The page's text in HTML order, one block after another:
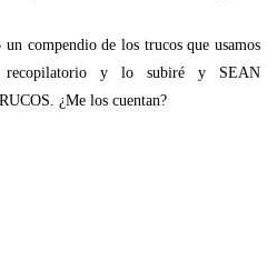
compendio de los trucos que usamos
recopilatorio y lo subiré y SEAN
¿Me los cuentan?